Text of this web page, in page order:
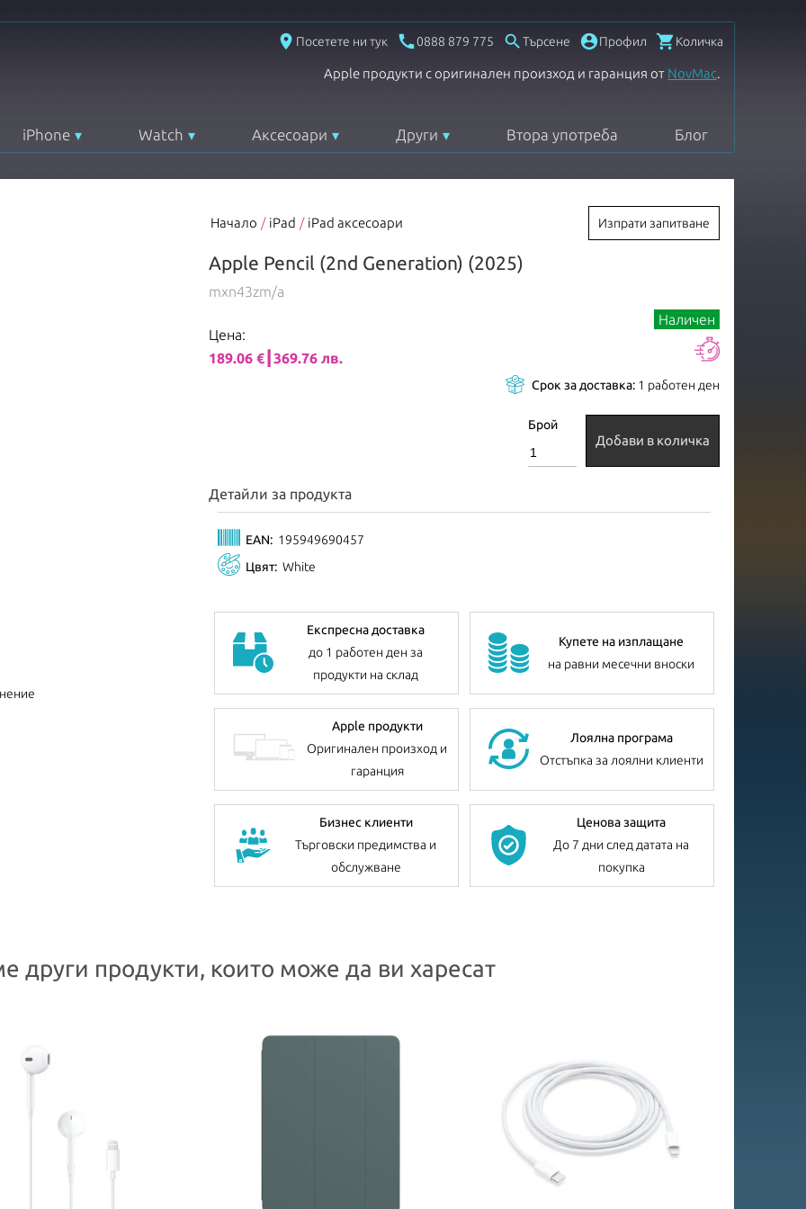
place Посетете ни тук 0888 879 775  Търсене Профил Количка
Apple продукти с оригинален произход и гаранция от NovMac.
iPhone Watch Аксесоари Други Втора употреба Блог
Начало / iPad / iPad аксесоари Изпрати запитване
Apple Pencil (2nd Generation) (2025)
mxn43zm/a
Цена:
189.06 €┃369.76 лв.
Наличен
Срок за доставка: 1 работен ден
Брой
Добави в количка
Детайли за продукта
EAN: 195949690457
Цвят: White
Експресна доставка
до 1 работен ден за
продукти на склад
Купете на изплащане
на равни месечни вноски
Apple продукти
Оригинален произход и
гаранция
Лоялна програма
Отстъпка за лоялни клиенти
Бизнес клиенти
Търговски предимства и
обслужване
Ценова защита
До 7 дни след датата на
покупка
други продукти, които може да ви харесат